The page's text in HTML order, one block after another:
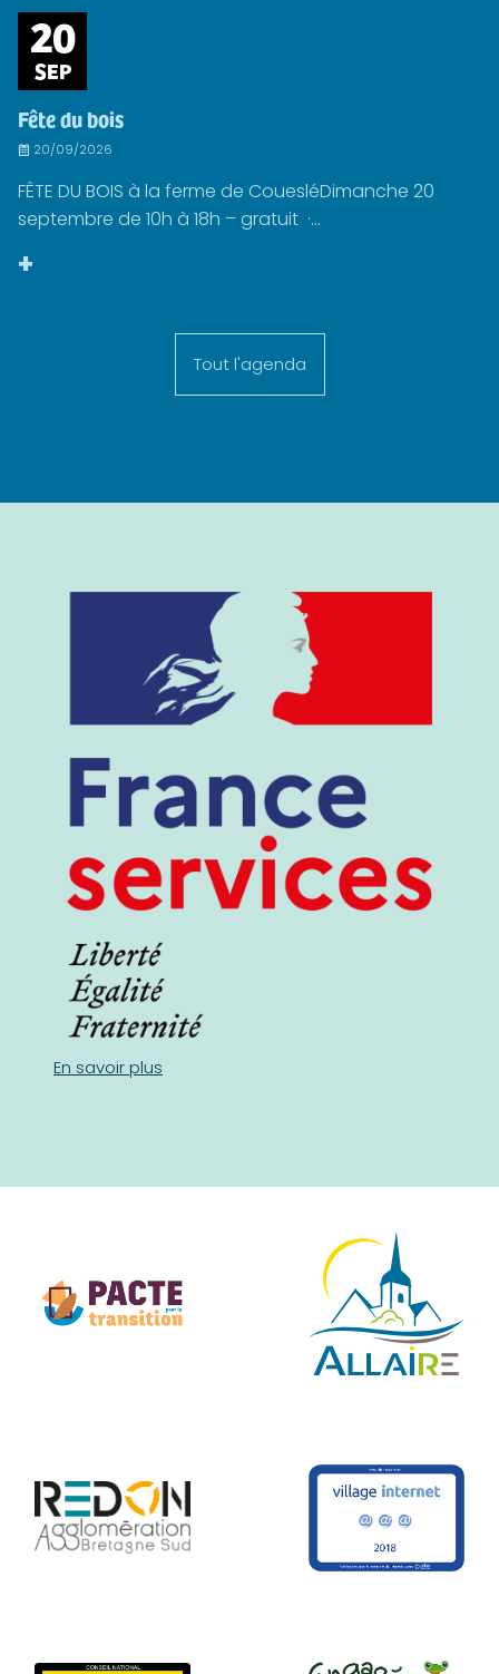
20
SEP
Fête du bois
20/09/2026
FÊTE DU BOIS à la ferme de CouesléDimanche 20
septembre de 10h à 18h – gratuit ·...
+
Tout l'agenda
En savoir plus